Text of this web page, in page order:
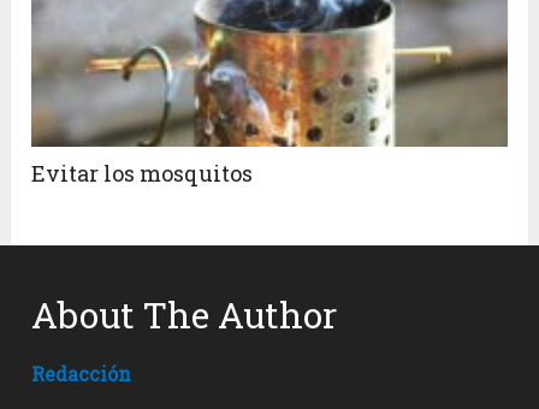
Evitar los mosquitos
About The Author
Redacción